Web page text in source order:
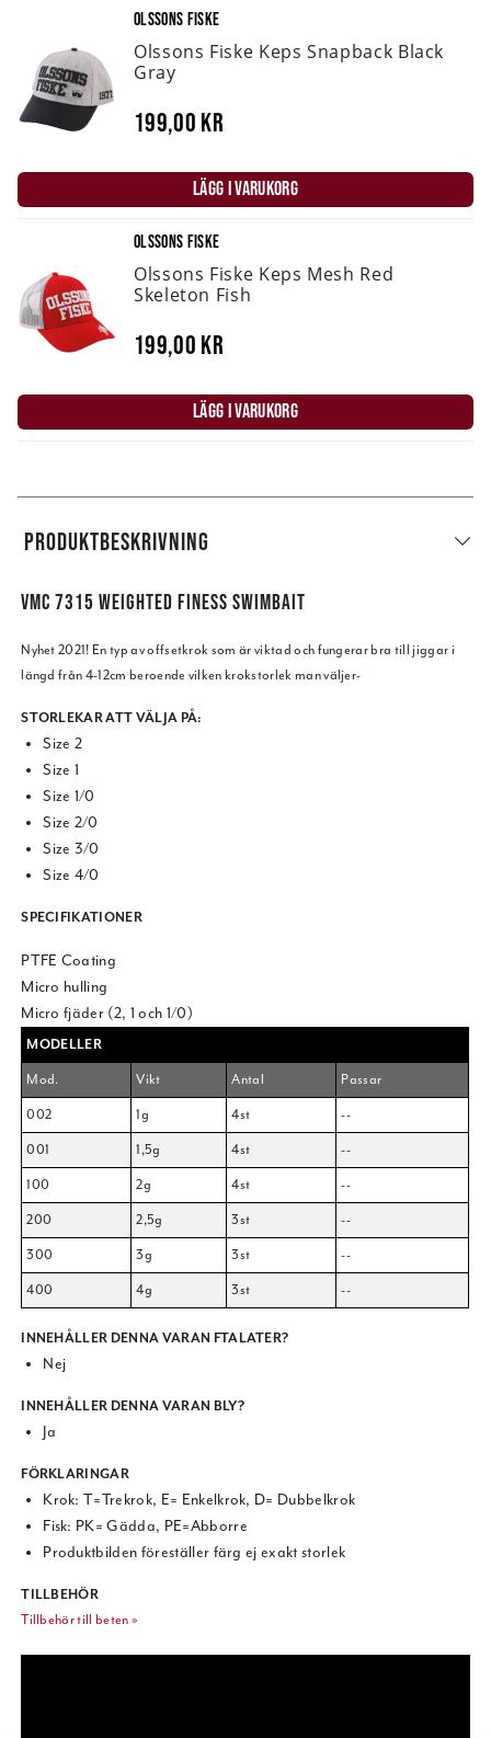
OLSSONS FISKE
Olssons Fiske Keps Snapback Black
Gray
199,00 kr
LÄGG I VARUKORG
OLSSONS FISKE
Olssons Fiske Keps Mesh Red
Skeleton Fish
199,00 kr
LÄGG I VARUKORG
PRODUKTBESKRIVNING
VMC 7315 WEIGHTED FINESS SWIMBAIT
Nyhet 2021! En typ av offsetkrok som är viktad och fungerar bra till jiggar i
längd från 4-12cm beroende vilken krokstorlek man väljer-
STORLEKAR ATT VÄLJA PÅ:
Size 2
Size 1
Size 1/0
Size 2/0
Size 3/0
Size 4/0
SPECIFIKATIONER
PTFE Coating
Micro hulling
Micro fjäder (2, 1 och 1/0)
MODELLER
Mod.
Vikt Antal
Passar
002
1g 4st
--
001
1,5g 4st
--
100
2g 4st
--
200
2,5g 3st
--
300
3g 3st
--
400
4g 3st --
INNEHÅLLER DENNA VARAN FTALATER?
Nej
INNEHÅLLER DENNA VARAN BLY?
Ja
FÖRKLARINGAR
Krok: T=Trekrok, E= Enkelkrok, D= Dubbelkrok
Fisk: PK= Gädda, PE=Abborre
Produktbilden föreställer färg ej exakt storlek
TILLBEHÖR
Tillbehör till beten »